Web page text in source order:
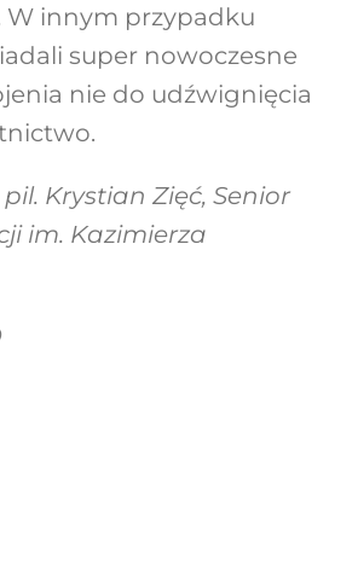
W innym przypadku
super nowoczesne
nie do udźwignięcia
pil. Krystian Zięć, Senior
im. Kazimierza